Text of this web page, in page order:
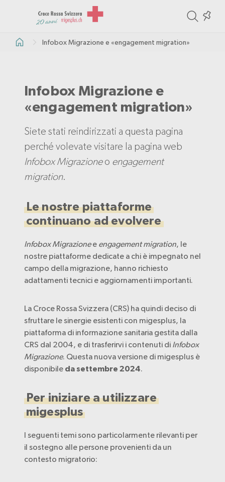
Infobox Migrazione e «engagement migration»
Infobox Migrazione e
«engagement migration»
Siete stati reindirizzati a questa pagina
perché volevate visitare la pagina web
Infobox Migrazioneo engagement
migration.
Le nostre piattaforme
continuano ad evolvere
Infobox Migrazionee engagement migration, le
nostre piattaforme dedicate a chi è impegnato nel
campo della migrazione, hanno richiesto
adattamenti tecnici e aggiornamenti importanti.
La Croce Rossa Svizzera (CRS) ha quindi deciso di
sfruttare le sinergie esistenti con migesplus, la
piattaforma di informazione sanitaria gestita dalla
CRS dal 2004, e di trasferirvi i contenuti di Infobox
Migrazione. Questa nuova versione di migesplus è
disponibile da settembre 2024.
Per iniziare a utilizzare
migesplus
I seguenti temi sono particolarmente rilevanti per
il sostegno alle persone provenienti da un
contesto migratorio: